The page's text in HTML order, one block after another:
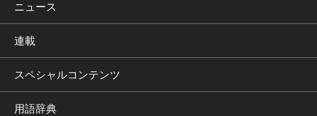
ニュース
連載
スペシャルコンテンツ
用語辞典